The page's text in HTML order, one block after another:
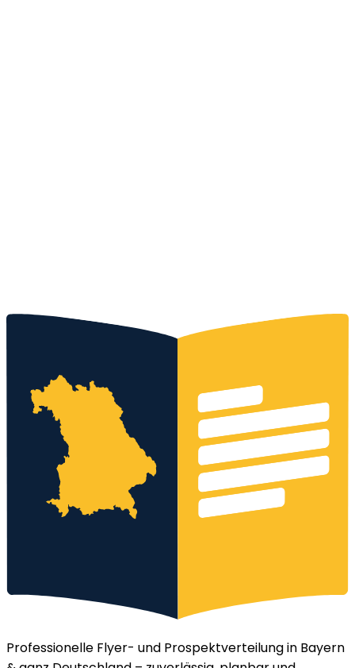
Kostenloses Angebot 0152 - 3371 9399
Professionelle Flyer- und Prospektverteilung in Bayern